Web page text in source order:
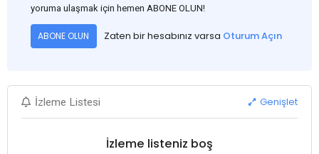
yoruma ulaşmak için hemen ABONE OLUN!
ABONE OLUN Zaten bir hesabınız varsa Oturum Açın
İzleme Listesi Genişlet
İzleme listeniz boş